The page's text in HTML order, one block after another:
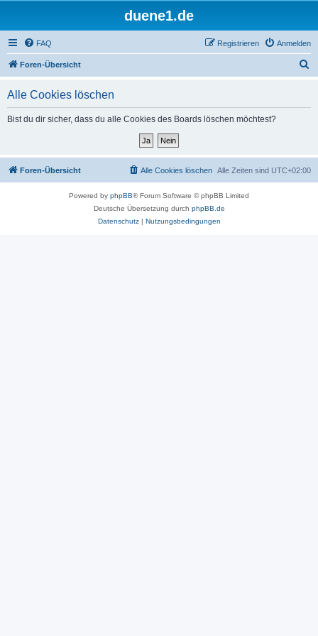
duene1.de
FAQ Anmelden
Registrieren
Foren-Übersicht
Alle Cookies löschen
Bist du dir sicher, dass du alle Cookies des Boards löschen möchtest?
Foren-Übersicht Alle Zeiten sind UTC+02:00
Alle Cookies löschen
Powered by phpBB® Forum Software © phpBB Limited
Deutsche Übersetzung durch phpBB.de
Datenschutz| Nutzungsbedingungen